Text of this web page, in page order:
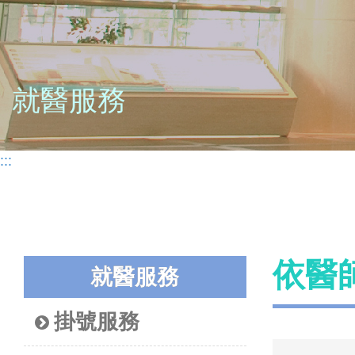
就醫服務
:::
就醫服務
掛號服務
依醫